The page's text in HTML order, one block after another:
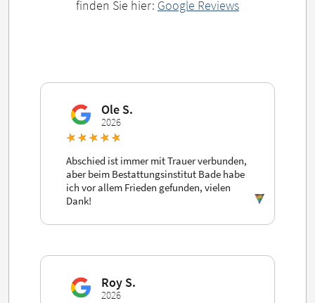
finden Sie hier: Google Reviews
Ole S.
2026
Abschied ist immer mit Trauer verbunden,
aber beim Bestattungsinstitut Bade habe
ich vor allem Frieden gefunden, vielen
Dank!
Roy S.
2026